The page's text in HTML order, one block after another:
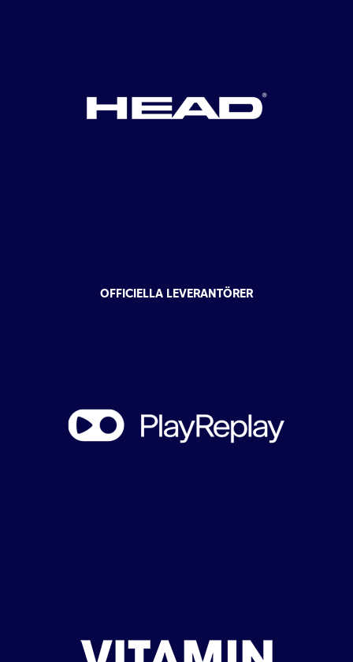
OFFICIELLA LEVERANTÖRER